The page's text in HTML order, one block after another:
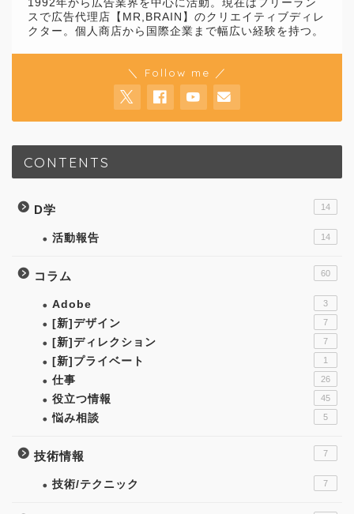
1992年から広告業界を中心に活動。現在はフリーラン
スで広告代理店【MR,BRAIN】のクリエイティブディレ
クター。個人商店から国際企業まで幅広い経験を持つ。
＼ Follow me ／
CONTENTS
D学 14
活動報告 14
コラム 60
Adobe 3
[新]デザイン 7
[新]ディレクション 7
[新]プライベート 1
仕事 26
役立つ情報 45
悩み相談 5
技術情報 7
技術/テクニック 7